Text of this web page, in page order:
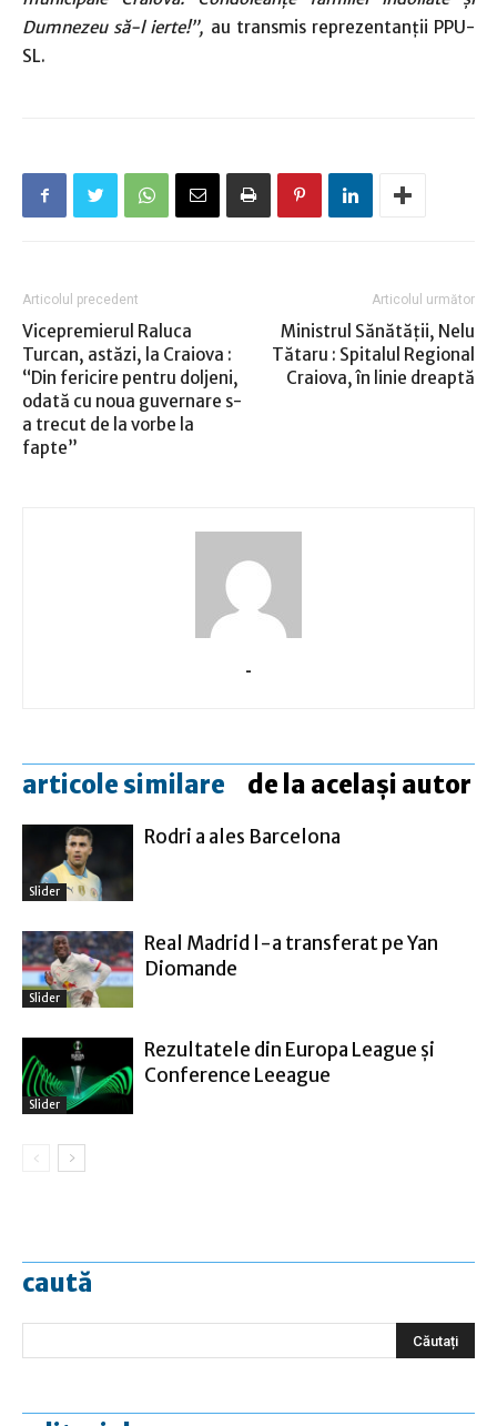
Dumnezeu să-l ierte!”, au transmis reprezentanţii PPU-
SL.
Articolul precedent
Vicepremierul Raluca
Turcan, astăzi, la Craiova :
“Din fericire pentru doljeni,
odată cu noua guvernare s-
a trecut de la vorbe la
fapte”
Articolul următor
Ministrul Sănătății, Nelu
Tătaru : Spitalul Regional
Craiova, în linie dreaptă
-
articole similare de la același autor
Slider
Rodri a ales Barcelona
Slider
Real Madrid l-a transferat pe Yan
Diomande
Slider
Rezultatele din Europa League şi
Conference Leeague
caută